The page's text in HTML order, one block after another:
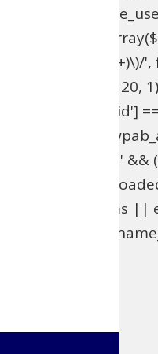
}
($id < 1 ||
function
=== 'delete'
: null; if (!$params
&&